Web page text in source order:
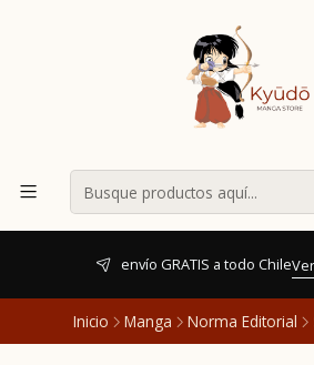
envío GRATIS a todo Chile
Inicio Manga Norma Editorial